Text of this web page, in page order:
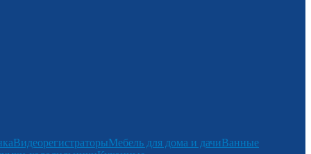
ВидеорегистраторыМебель для дома и дачиВанные